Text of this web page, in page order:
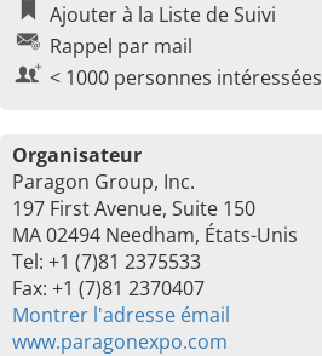
Ajouter à la Liste de Suivi
Rappel par mail
< 1000 personnes intéressées
Organisateur
Paragon Group, Inc.
197 First Avenue, Suite 150
MA 02494 Needham, États-Unis
Tel: +1 (7)81 2375533
Fax: +1 (7)81 2370407
Montrer l'adresse émail
www.paragonexpo.com